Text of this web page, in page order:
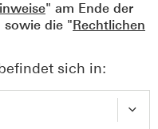
" am Ende der
sowie die "Rechtlichen
sich in: